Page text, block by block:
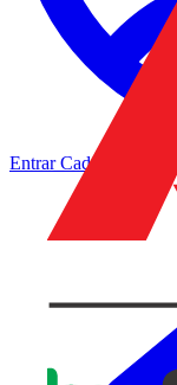
EntrarCadastrar